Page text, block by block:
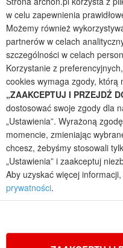
Projekty domów
Projekty domów parterowych
2026 © ARCHON+ Biuro
projekty domów - autorska
przez arch. Barbarę Mendel
Z uwagi na ciągłe doskonalenie
normą ISO 9001), prezentowane
nieznacznie różnić się od
Informujemy, iż w celu
dostosowania ich do Państwa
informacji zapisanych za
końcowych użytkowników. Pliki
pomocą ustawień swojej
naszego serwisu internetowego,
internetowej oznacza, iż
Więcej informacji zawartych jest
w celu zapewnienia
Możemy również
partnerów w celach
szczególności w celach
Korzystanie z
cookies wymaga zgody, którą
„ZAAKCEPTUJ I PRZEJDŹ
dostosować swoje zgody dla
„Ustawienia”. Wyrażoną
momencie, zmieniając
chcesz, żebyśmy stosowali
„Ustawienia” i zaakceptuj
Aby uzyskać więcej
prywatności.